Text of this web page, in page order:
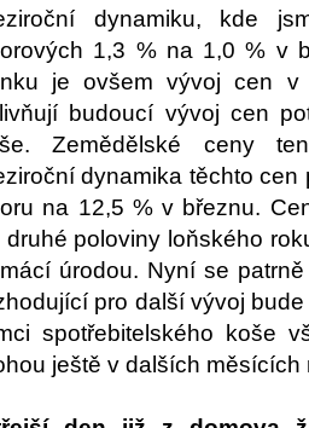
dynamiku, kde
1,3 % na 1,0 % v
je ovšem vývoj cen v
budoucí vývoj cen
Zemědělské ceny
dynamika těchto
na 12,5 % v březnu.
druhé poloviny loňského
úrodou. Nyní se
pro další vývoj
spotřebitelského koše
ještě v dalších měsících